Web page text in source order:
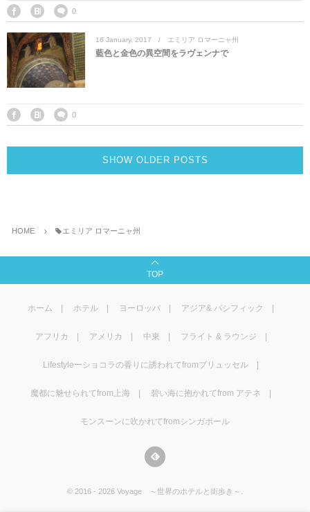
0
16 January, 2017 エミリア ロマーニャ州
藍色と金色の異空間をラヴェンナで
0
SHOW OLDER POSTS
HOME エミリア ロマーニャ州
TOP
ホーム ホテル ヨーロッパ アジア& パシフィック
アフリカ アメリカ 中東 フライト & ラウンジ
Lifestyleーショコラの香りに誘われてfromブリュッセル
魔都に魅せられてfrom上海 碧い海に抱かれてfrom アテネ
モンスーンに吹かれてfromシンガポール
© 2016 - 2026 Voyage ～世界のホテルと街歩き～